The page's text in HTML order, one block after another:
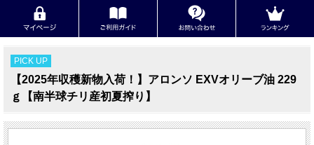
PICK UP
【2025年収穫新物入荷！】アロンソ EXVオリーブ油 229
ｇ【南半球チリ産初夏搾り】